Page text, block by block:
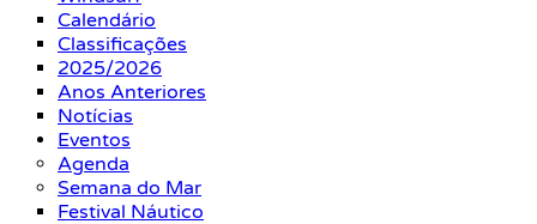
Calendário
Classificações
2025/2026
Anos Anteriores
Notícias
Eventos
Agenda
Semana do Mar
Festival Náutico